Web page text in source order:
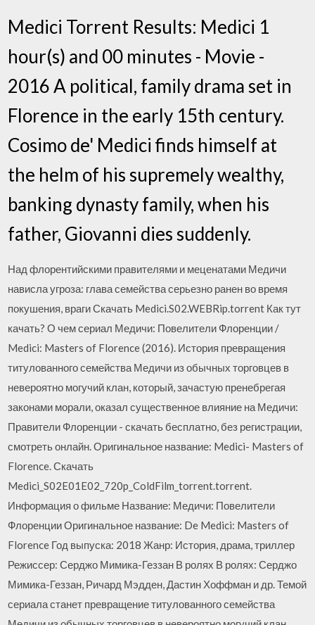
Medici Torrent Results: Medici 1
hour(s) and 00 minutes - Movie -
2016 A political, family drama set in
Florence in the early 15th century.
Cosimo de' Medici finds himself at
the helm of his supremely wealthy,
banking dynasty family, when his
father, Giovanni dies suddenly.
Над флорентийскими правителями и меценатами Медичи
нависла угроза: глава семейства серьезно ранен во время
покушения, враги Скачать Medici.S02.WEBRip.torrent Как тут
качать? О чем сериал Медичи: Повелители Флоренции /
Medici: Masters of Florence (2016). История превращения
титулованного семейства Медичи из обычных торговцев в
невероятно могучий клан, который, зачастую пренебрегая
законами морали, оказал существенное влияние на Медичи:
Правители Флоренции - скачать бесплатно, без регистрации,
смотреть онлайн. Оригинальное название: Medici- Masters of
Florence. Скачать
Medici_S02E01E02_720p_ColdFilm_torrent.torrent.
Информация о фильме Название: Медичи: Повелители
Флоренции Оригинальное название: De Medici: Masters of
Florence Год выпуска: 2018 Жанр: История, драма, триллер
Режиссер: Серджо Мимика-Геззан В ролях В ролях: Серджо
Мимика-Геззан, Ричард Мэдден, Дастин Хоффман и др. Темой
сериала станет превращение титулованного семейства